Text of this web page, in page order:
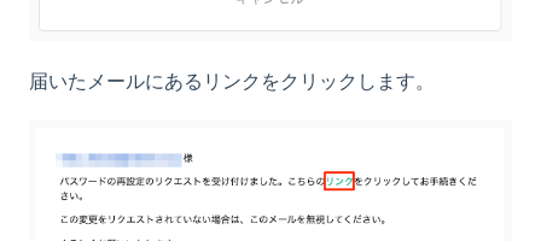
届いたメールにあるリンクをクリックします。